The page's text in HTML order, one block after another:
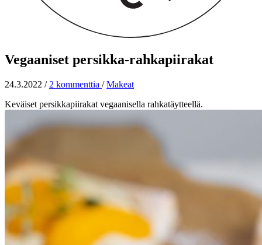
Vegaaniset persikka-rahkapiirakat
24.3.2022 / 2 kommenttia / Makeat
Keväiset persikkapiirakat vegaanisella rahkatäytteellä.